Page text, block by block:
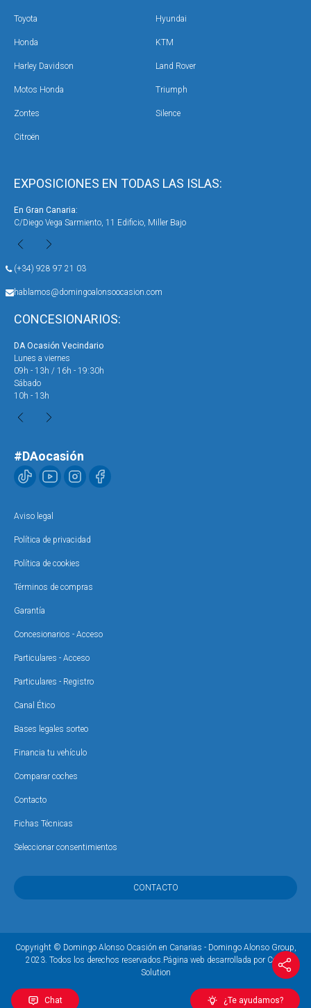
Chat ¿Te ayudamos?
EXPOSICIONES EN TODAS LAS ISLAS:
En Gran Canaria:
C/Diego Vega Sarmiento, 11 Edificio, Miller Bajo
(+34) 928 97 21 03
hablamos@domingoalonsoocasion.com
CONCESIONARIOS:
DA Ocasión Vecindario
Lunes a viernes
09h - 13h / 16h - 19:30h
Sábado
10h - 13h
Toyota Hyundai
Honda KTM
Harley Davidson Land Rover
Motos Honda Triumph
Zontes Silence
Citroën
#DAocasión
Aviso legal
Política de privacidad
Política de cookies
Términos de compras
Garantía
Concesionarios - Acceso
Particulares - Acceso
Particulares - Registro
Canal Ético
Bases legales sorteo
Financia tu vehículo
Comparar coches
Contacto
Fichas Técnicas
Seleccionar consentimientos
CONTACTO
Copyright © Domingo Alonso Ocasión en Canarias - Domingo Alonso Group,
2023. Todos los derechos reservados.Página web desarrollada por Coco
Solution